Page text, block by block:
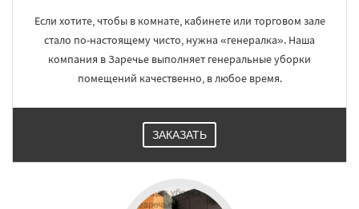
Если хотите, чтобы в комнате, кабинете или торговом зале
стало по-настоящему чисто, нужна «генералка». Наша
компания в Заречье выполняет генеральные уборки
помещений качественно, в любое время.
ЗАКАЗАТЬ